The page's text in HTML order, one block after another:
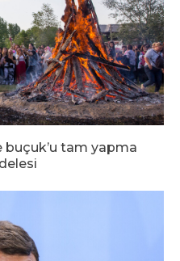
buçuk’u tam yapma